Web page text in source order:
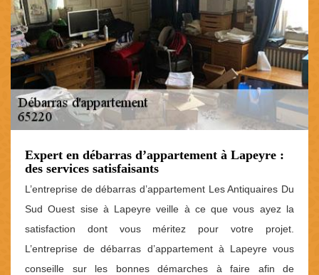
Expert en débarras d’appartement à Lapeyre :
des services satisfaisants
L’entreprise de débarras d’appartement Les Antiquaires Du
Sud Ouest sise à Lapeyre veille à ce que vous ayez la
satisfaction dont vous méritez pour votre projet.
L’entreprise de débarras d’appartement à Lapeyre vous
conseille sur les bonnes démarches à faire afin de